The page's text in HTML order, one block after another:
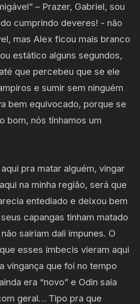
– Prazer, Gabriel, sou
cumprindo deveres! - não
mas Alex ficou mais branco
estático alguns segundos,
que percebeu que se ele
e sumir sem ninguém
bem equivocado, porque se
bom, nós tínhamos um
pra matar alguém, vingar
na minha região, será que
entediado e deixou bem
capangas tinham matado
sairiam dali impunes. O
esses imbecis vieram aqui
vingança que foi no tempo
era “novo” e Odin saia
geral… Tipo pra que